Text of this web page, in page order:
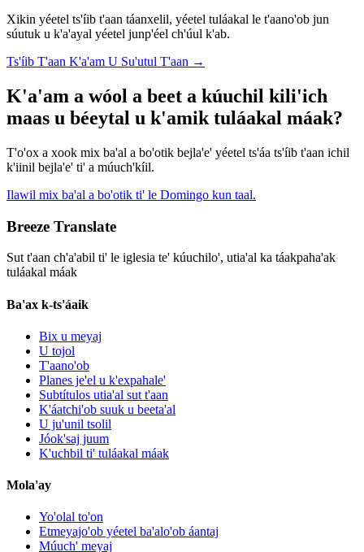
Xikin yéetel ts'íib t'aan táanxelil, yéetel tuláakal le t'aano'ob jun
súutuk u k'a'ayal yéetel junp'éel ch'úul k'ab.
Ts'íib T'aan K'a'am U Su'utul T'aan →
K'a'am a wóol a beet a kúuchil kili'ich
maas u béeytal u k'amik tuláakal máak?
T'o'ox a xook mix ba'al a bo'otik bejla'e' yéetel ts'áa ts'íib t'aan ichil
k'iinil bejla'e' ti' a múuch'kíil.
Ilawil mix ba'al a bo'otik ti' le Domingo kun taal.
Breeze Translate
Sut t'aan ch'a'abil ti' le iglesia te' kúuchilo', utia'al ka táakpaha'ak
tuláakal máak
Ba'ax k-ts'áaik
Bix u meyaj
U tojol
T'aano'ob
Planes je'el u k'expahale'
Subtítulos utia'al sut t'aan
K'áatchi'ob suuk u beeta'al
U ju'unil tsolil
Jóok'saj juum
K'uchbil ti' tuláakal máak
Mola'ay
Yo'olal to'on
Etmeyajo'ob yéetel ba'alo'ob áantaj
Múuch' meyaj